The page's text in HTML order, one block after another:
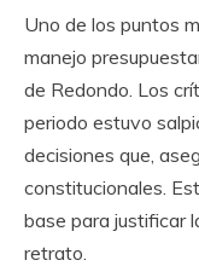
Uno de los puntos
manejo
de Redondo. Los
periodo estuvo
decisiones que,
constitucionales.
base para justificar
retrato.